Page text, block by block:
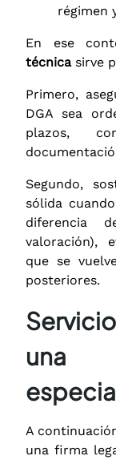
régimen
En ese
técnicasirve
Primero,
DGA sea
plazos,
Segundo,
sólida
diferencia
valoración),
que se
posteriores.
una
A
una firma